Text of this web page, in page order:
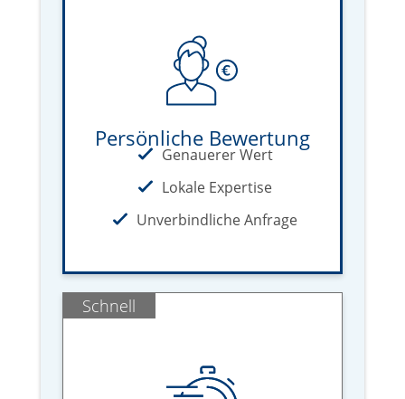
Persönliche Bewertung
Genauerer Wert
Lokale Expertise
Unverbindliche Anfrage
Schnell